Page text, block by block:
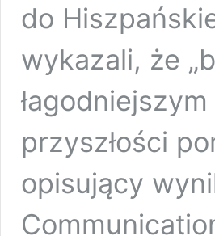
do
wykazali, że
przyszłości
opisujący